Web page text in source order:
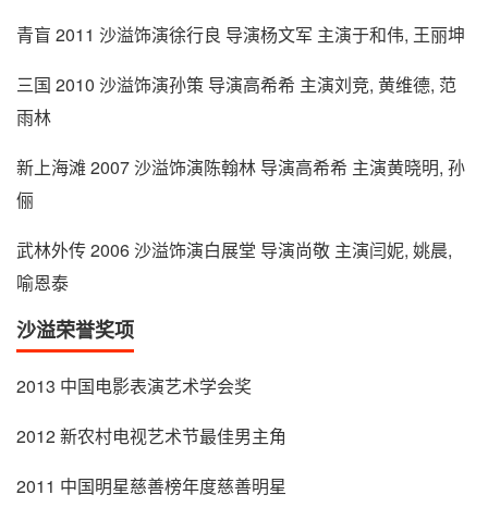
青盲 2011 沙溢饰演徐行良 导演杨文军 主演于和伟, 王丽坤
三国 2010 沙溢饰演孙策 导演高希希 主演刘竞, 黄维德, 范
雨林
新上海滩 2007 沙溢饰演陈翰林 导演高希希 主演黄晓明, 孙
俪
武林外传 2006 沙溢饰演白展堂 导演尚敬 主演闫妮, 姚晨,
喻恩泰
沙溢荣誉奖项
2013 中国电影表演艺术学会奖
2012 新农村电视艺术节最佳男主角
2011 中国明星慈善榜年度慈善明星